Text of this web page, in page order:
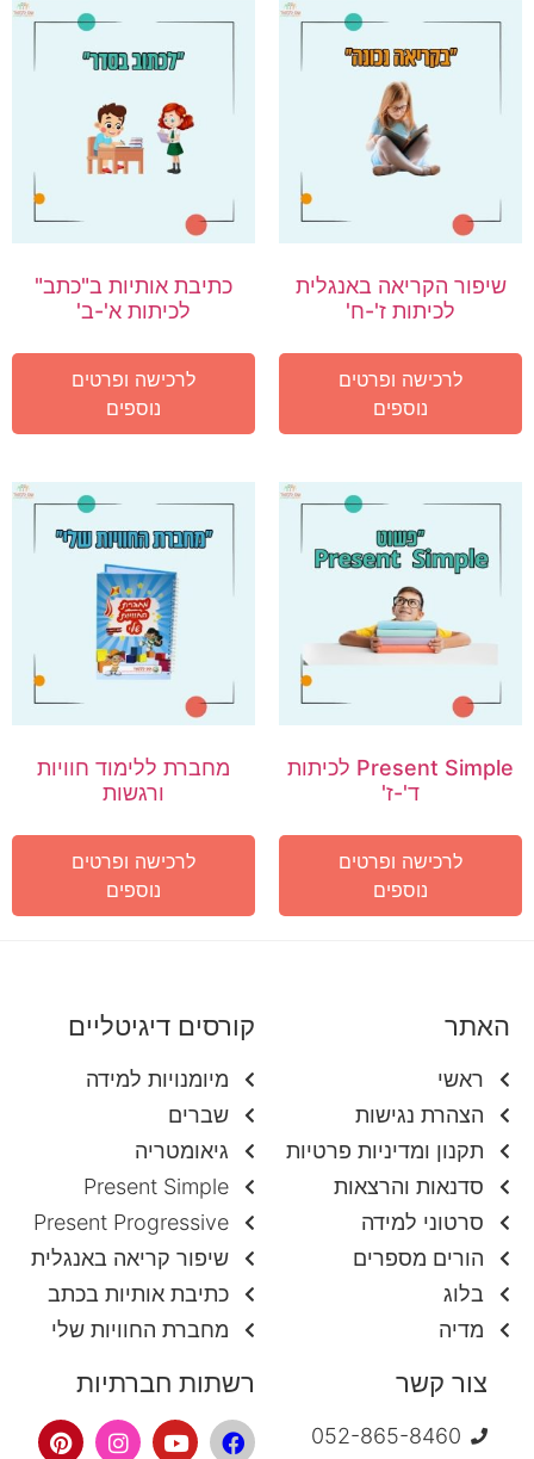
שיפור הקריאה באנגלית
לכיתות ז'-ח'
לרכישה ופרטים
נוספים
כתיבת אותיות ב"כתב"
לכיתות א'-ב'
לרכישה ופרטים
נוספים
Present Simple לכיתות
ד'-ז'
לרכישה ופרטים
נוספים
מחברת ללימוד חוויות
ורגשות
לרכישה ופרטים
נוספים
האתר
ראשי
הצהרת נגישות
תקנון ומדיניות פרטיות
סדנאות והרצאות
סרטוני למידה
הורים מספרים
בלוג
מדיה
קורסים דיגיטליים
מיומנויות למידה
שברים
גיאומטריה
Present Simple
Present Progressive
שיפור קריאה באנגלית
כתיבת אותיות בכתב
מחברת החוויות שלי
צור קשר
052-865-8460
רשתות חברתיות